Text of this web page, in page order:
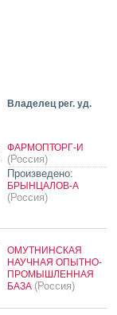
Владелец рег. уд.
ФАРМОПТОРГ-И
(Россия)
Произведено:
БРЫНЦАЛОВ-А
(Россия)
ОМУТНИНСКАЯ
НАУЧНАЯ ОПЫТНО-
ПРОМЫШЛЕННАЯ
БАЗА (Россия)